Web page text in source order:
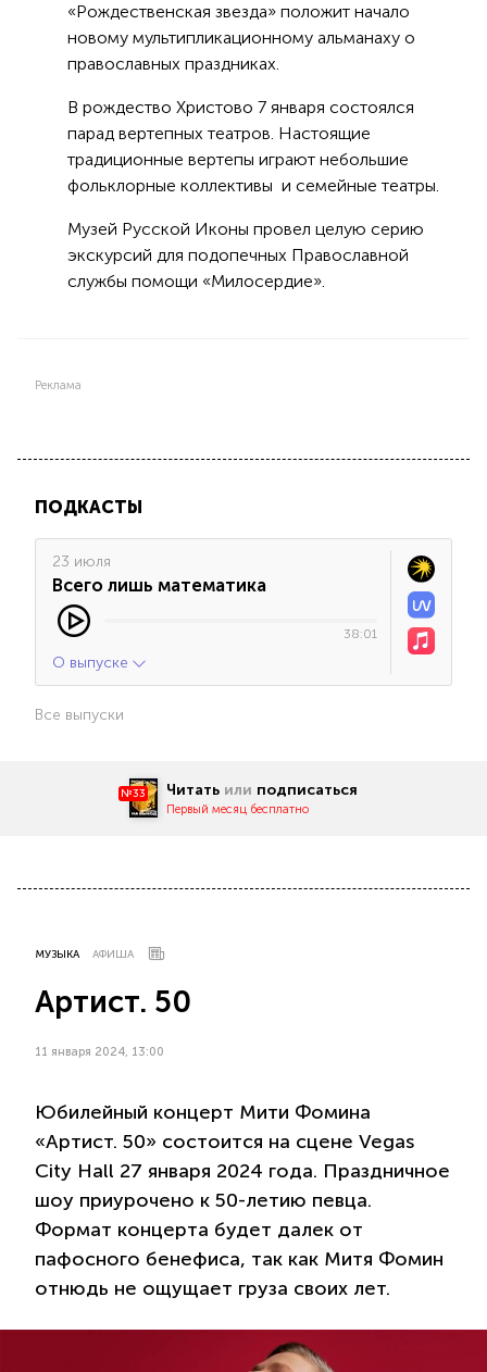
«Рождественская звезда» положит начало
новому мультипликационному альманаху о
православных праздниках.
В рождество Христово 7 января состоялся
парад вертепных театров. Настоящие
традиционные вертепы играют небольшие
фольклорные коллективы и семейные театры.
Музей Русской Иконы провел целую серию
экскурсий для подопечных Православной
службы помощи «Милосердие».
Реклама
ПОДКАСТЫ
23 июля
Всего лишь математика
38:01
О выпуске
Все выпуски
№33 Читать или подписаться
Первый месяц бесплатно
МУЗЫКА АФИША
Артист. 50
11 января 2024, 13:00
Юбилейный концерт Мити Фомина
«Артист. 50» состоится на сцене Vegas
City Hall 27 января 2024 года. Праздничное
шоу приурочено к 50-летию певца.
Формат концерта будет далек от
пафосного бенефиса, так как Митя Фомин
отнюдь не ощущает груза своих лет.